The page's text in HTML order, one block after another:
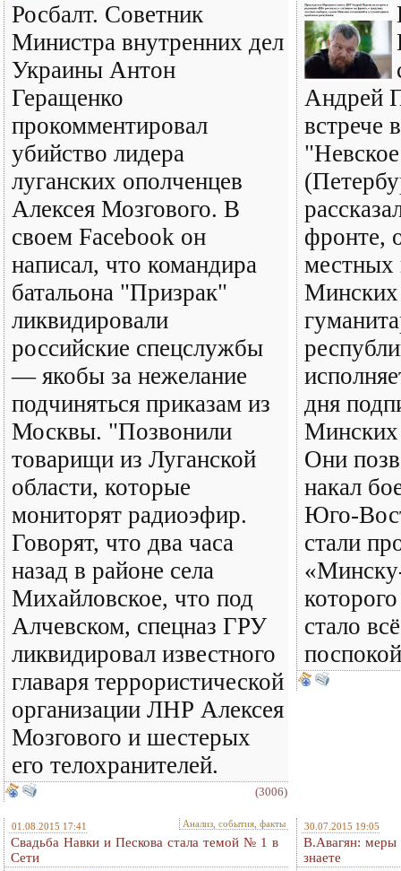
Росбалт. Советник
Министра внутренних дел
Украины Антон
Геращенко
прокомментировал
убийство лидера
луганских ополченцев
Алексея Мозгового. В
своем Facebook он
написал, что командира
батальона "Призрак"
ликвидировали
российские спецслужбы
— якобы за нежелание
подчиняться приказам из
Москвы. "Позвонили
товарищи из Луганской
области, которые
мониторят радиоэфир.
Говорят, что два часа
назад в районе села
Михайловское, что под
Алчевском, спецназ ГРУ
ликвидировал известного
главаря террористической
организации ЛНР Алексея
Мозгового и шестерых
его телохранителей.
(3006)
Андрей
встрече
фронте,
местных
Минских
дня
Минских
Они
накал
Юго-
стали
стало
01.08.2015 17:41 Анализ, события, факты
Свадьба Навки и Пескова стала темой № 1 в
Сети
30.07.2015 19:05
В.Авагян: меры
знаете